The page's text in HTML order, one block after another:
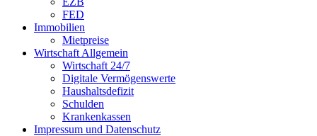
FED
Immobilien
Mietpreise
Wirtschaft Allgemein
Wirtschaft 24/7
Digitale Vermögenswerte
Haushaltsdefizit
Schulden
Krankenkassen
Impressum und Datenschutz